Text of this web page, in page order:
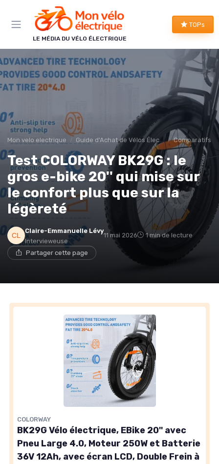
LE MÉDIA DU VÉLO ÉLECTRIQUE
TOPs
Mon velo electrique Guide d'Achat de Vélos Électriques Comparatifs
Test COLORWAY BK29G : le
gros e-bike 20'' qui mise sur
le confort plus que sur la
légèreté
Claire-Emmanuelle Lévy
Intervieweuse
11 mai 2026 1 min de lecture
Partager cette page
COLORWAY
BK29G Vélo électrique, EBike 20'' avec
Pneu Large 4.0, Moteur 250W et Batterie
36V 12Ah, avec écran LCD, Double Frein à
Panneau de gestion des cookies